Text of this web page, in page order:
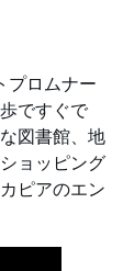
プロムナー
ですぐで
図書館、地
ョッピング
ピアのエン